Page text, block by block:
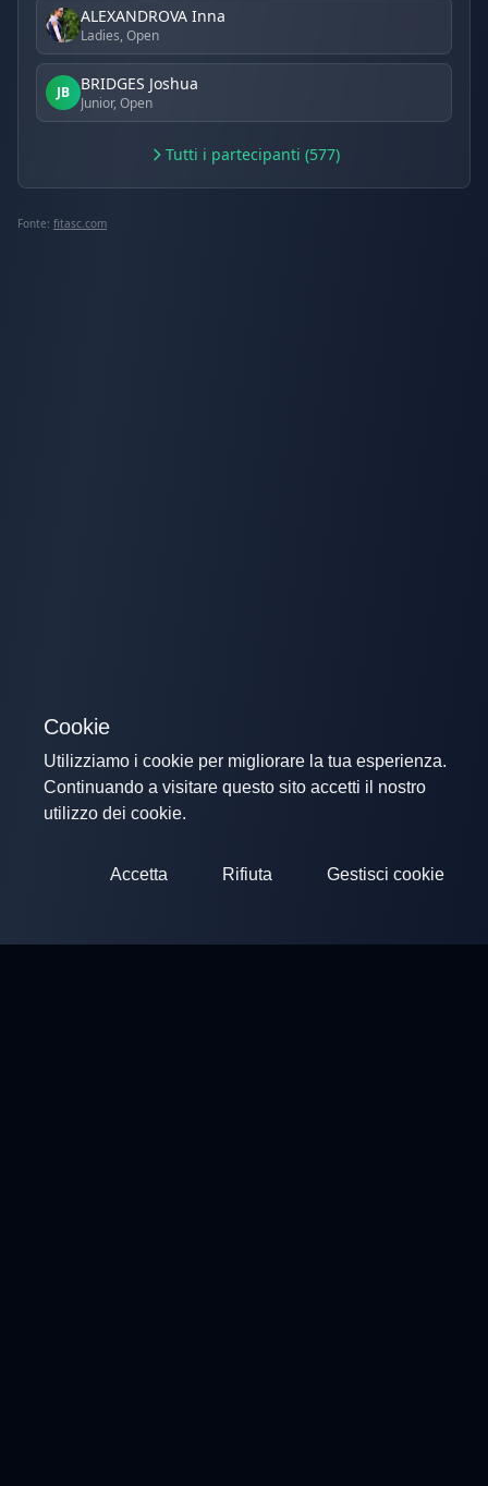
ALEXANDROVA Inna
Ladies, Open
JB BRIDGES Joshua
Junior, Open
Tutti i partecipanti (577)
Fonte: fitasc.com
Cookie
Utilizziamo i cookie per migliorare la tua esperienza.
Continuando a visitare questo sito accetti il nostro
utilizzo dei cookie.
Accetta Rifiuta Gestisci cookie